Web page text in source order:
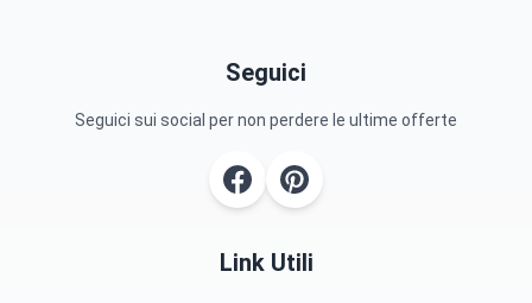
Seguici
Seguici sui social per non perdere le ultime offerte
Link Utili